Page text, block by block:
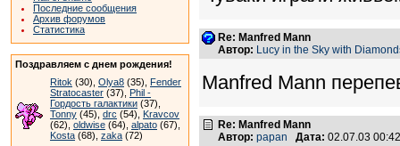
Последние сообщения
Архив форумов
Статистика
Поздравляем с днем рождения!
Ritok (30), Olya8 (35), Fender
Stratocaster (37), Phil -
Гордость галактики (37),
Tonny (45), drc (54), Kravcov
(62), oldwise (64), alpato (67),
Kosta (68), zaka (72)
Re: Manfred Mann
Автор: Lucy in the Sky with
Manfred Mann
Re: Manfred Mann
Автор: papan Дата: 02.07.03